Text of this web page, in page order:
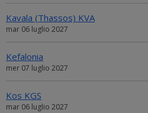
Kavala (Thassos) KVA
mar 06 luglio 2027
Kefalonia
mer 07 luglio 2027
Kos KGS
mar 06 luglio 2027